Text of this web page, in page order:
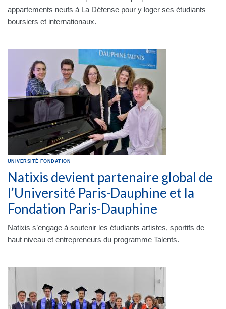
appartements neufs à La Défense pour y loger ses étudiants
boursiers et internationaux.
UNIVERSITÉ FONDATION
Natixis devient partenaire global de
l’Université Paris-Dauphine et la
Fondation Paris-Dauphine
Natixis s’engage à soutenir les étudiants artistes, sportifs de
haut niveau et entrepreneurs du programme Talents.